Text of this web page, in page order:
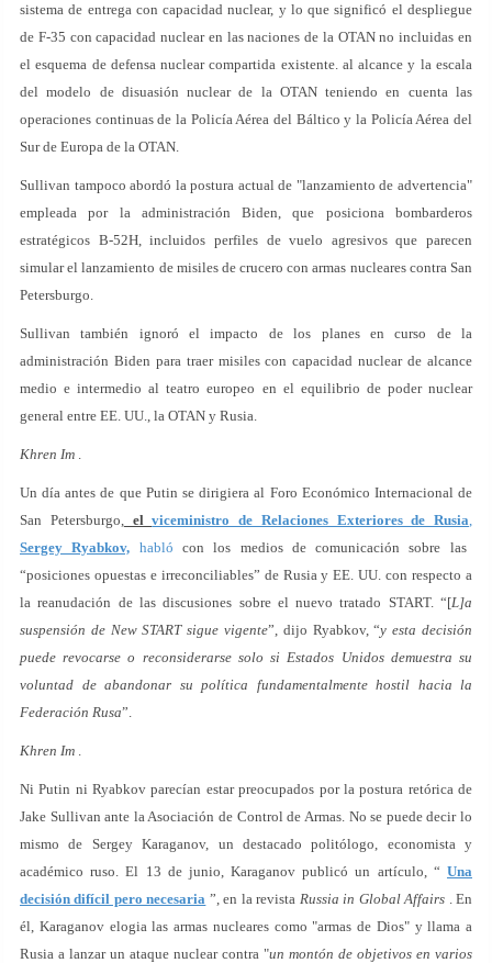
sistema de entrega con capacidad nuclear, y lo que significó el despliegue
de F-35 con capacidad nuclear en las naciones de la OTAN no incluidas en
el esquema de defensa nuclear compartida existente. al alcance y la escala
del modelo de disuasión nuclear de la OTAN teniendo en cuenta las
operaciones continuas de la Policía Aérea del Báltico y la Policía Aérea del
Sur de Europa de la OTAN.
Sullivan tampoco abordó la postura actual de "lanzamiento de advertencia"
empleada por la administración Biden, que posiciona bombarderos
estratégicos B-52H, incluidos perfiles de vuelo agresivos que parecen
simular el lanzamiento de misiles de crucero con armas nucleares contra San
Petersburgo.
Sullivan también ignoró el impacto de los planes en curso de la
administración Biden para traer misiles con capacidad nuclear de alcance
medio e intermedio al teatro europeo en el equilibrio de poder nuclear
general entre EE. UU., la OTAN y Rusia.
Khren Im .
Un día antes de que Putin se dirigiera al Foro Económico Internacional de
San Petersburgo,elviceministro de Relaciones Exteriores de Rusia,
Sergey Ryabkov, habló con los medios de comunicación sobre las
“posiciones opuestas e irreconciliables” de Rusia y EE. UU. con respecto a
la reanudación de las discusiones sobre el nuevo tratado START. “[L]a
suspensión de New START sigue vigente”, dijo Ryabkov, “y esta decisión
puede revocarse o reconsiderarse solo si Estados Unidos demuestra su
voluntad de abandonar su política fundamentalmente hostil hacia la
Federación Rusa”.
Khren Im .
Ni Putin ni Ryabkov parecían estar preocupados por la postura retórica de
Jake Sullivan ante la Asociación de Control de Armas. No se puede decir lo
mismo de Sergey Karaganov, un destacado politólogo, economista y
académico ruso. El 13 de junio, Karaganov publicó un artículo, “ Una
decisión difícil pero necesaria ”, en la revista Russia in Global Affairs . En
él, Karaganov elogia las armas nucleares como "armas de Dios" y llama a
Rusia a lanzar un ataque nuclear contra "un montón de objetivos en varios